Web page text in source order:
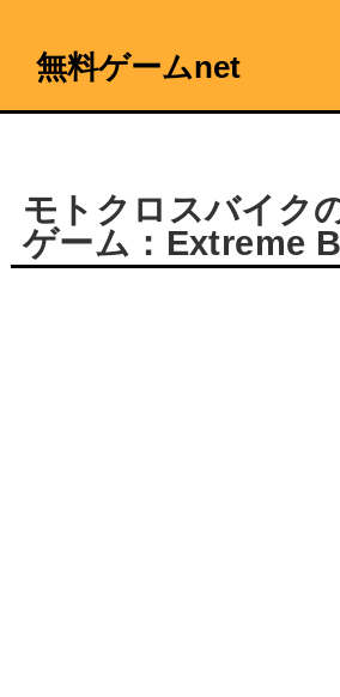
無料ゲームnet
モトクロスバイク
ゲーム：Extreme